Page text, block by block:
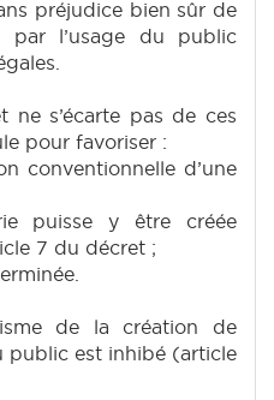
préjudice bien sûr de
par l’usage du public
ne s’écarte pas de ces
pour favoriser :
conventionnelle d’une
puisse y être créée
7 du décret ;
de la création de
public est inhibé (article